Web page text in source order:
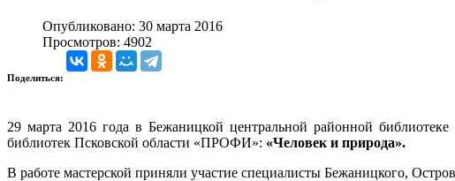
Опубликовано: 30 марта 2016
Просмотров: 4902
Поделиться:
29 марта 2016 года в Бежаницкой центральной районной
библиотек Псковской области «ПРОФИ»: «Человек и природа».
В работе мастерской приняли участие специалисты Бежаницкого,